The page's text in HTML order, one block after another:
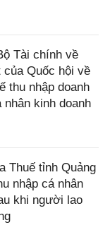
Tài chính về
Quốc hội về
thu nhập doanh
kinh doanh
Thuế tỉnh Quảng
nhập cá nhân
khi người lao